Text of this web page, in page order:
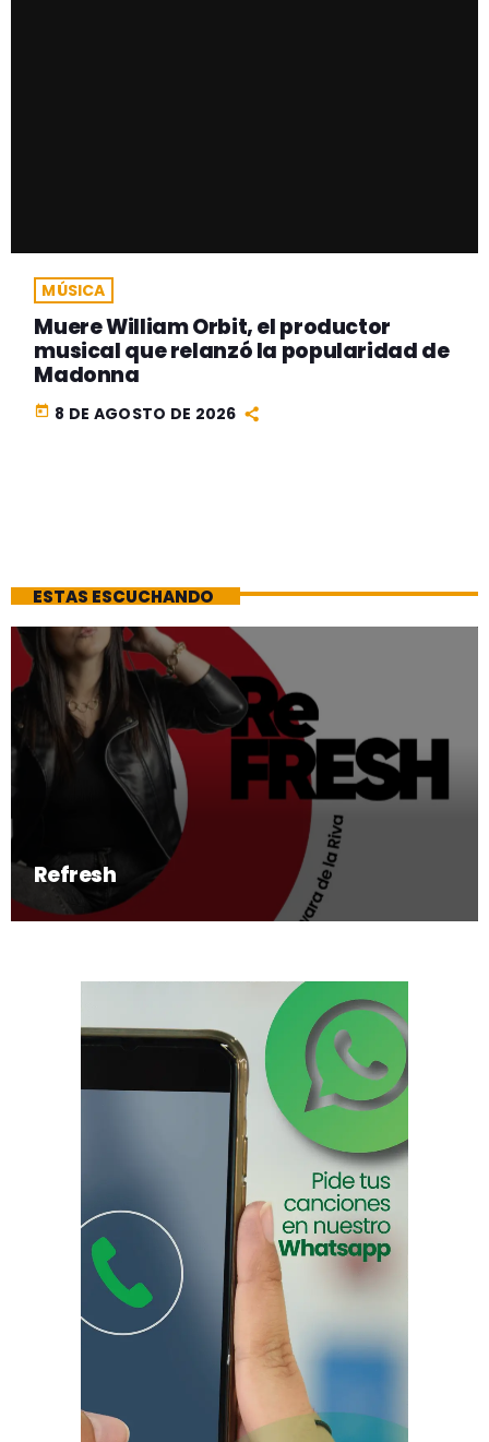
MÚSICA
Muere William Orbit, el productor
musical que relanzó la popularidad de
Madonna
today 8 DE AGOSTO DE 2026
ESTAS ESCUCHANDO
Refresh